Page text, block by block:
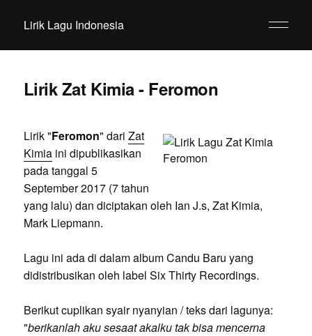
Lirik Lagu Indonesia
Lirik Zat Kimia - Feromon
Lirik "Feromon" dari Zat
Kimiaini dipublikasikan
pada tanggal 5
September 2017 (7 tahun
yang lalu) dan diciptakan oleh Ian J.s, Zat Kimia,
Mark Liepmann.
Lagu ini ada di dalam album Candu Baru yang
didistribusikan oleh label Six Thirty Recordings.
Berikut cuplikan syair nyanyian / teks dari lagunya:
"berikanlah aku sesaat akalku tak bisa mencerna